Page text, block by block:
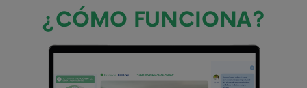
¿CÓMO FUNCIONA?